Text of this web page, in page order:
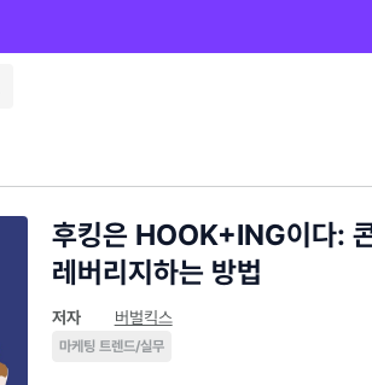
후킹은 HOOK+ING이다:
레버리지하는 방법
저자 버벌킥스
마케팅 트렌드/실무